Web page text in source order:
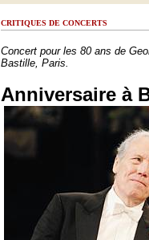
CRITIQUES DE CONCERTS
Concert pour les 80 ans de
Bastille, Paris.
Anniversaire à